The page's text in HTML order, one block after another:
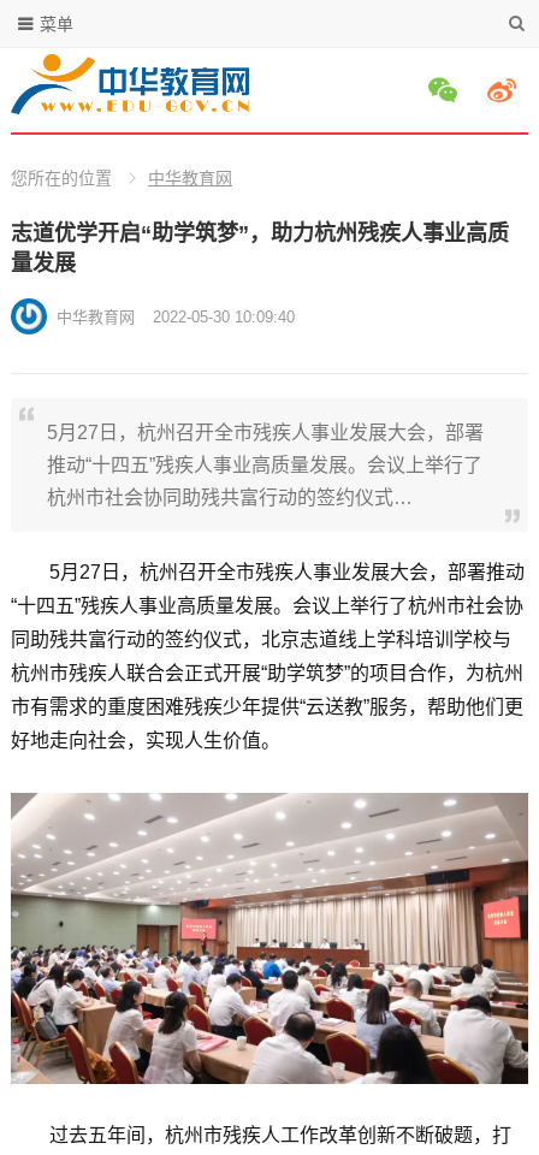
菜单
您所在的位置 中华教育网
志道优学开启“助学筑梦”，助力杭州残疾人事业高质
量发展
中华教育网 2022-05-30 10:09:40
5月27日，杭州召开全市残疾人事业发展大会，部署
推动“十四五”残疾人事业高质量发展。会议上举行了
杭州市社会协同助残共富行动的签约仪式…
5月27日，杭州召开全市残疾人事业发展大会，部署推动
“十四五”残疾人事业高质量发展。会议上举行了杭州市社会协
同助残共富行动的签约仪式，北京志道线上学科培训学校与
杭州市残疾人联合会正式开展“助学筑梦”的项目合作，为杭州
市有需求的重度困难残疾少年提供“云送教”服务，帮助他们更
好地走向社会，实现人生价值。
过去五年间，杭州市残疾人工作改革创新不断破题，打